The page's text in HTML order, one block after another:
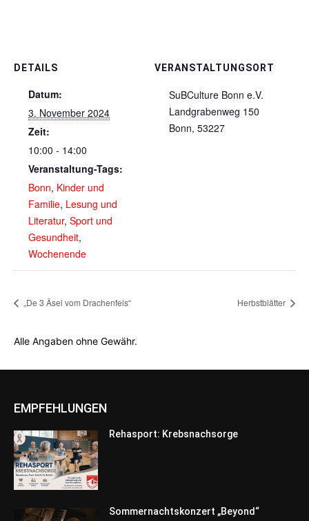
DETAILS
Datum:
3. November 2024
Zeit:
10:00 - 14:00
Veranstaltung-Tags:
Bonn, Kinder und
Familie, Lesung und
Literatur, Sport und
Gesundheit,
Wochenende
VERANSTALTUNGSORT
SuBCulture Bonn e.V.
Landgrabenweg 150
Bonn, 53227
„De 3 Äsel vom Drachenfels“ Herbstblätter
Alle Angaben ohne Gewähr.
EMPFEHLUNGEN
Rehasport: Krebsnachsorge
Sommernachtskonzert „Beyond“